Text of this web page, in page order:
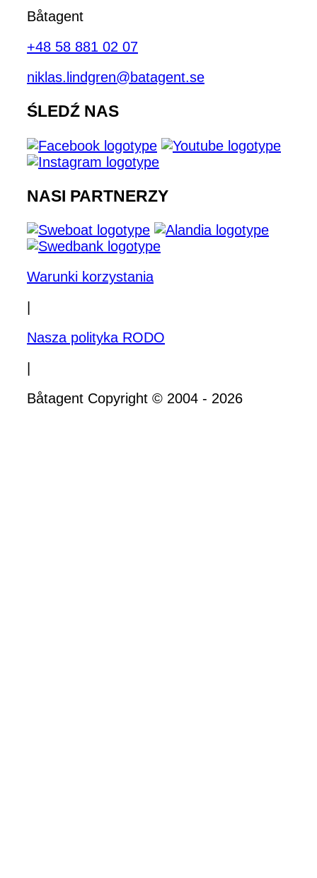
Båtagent
+48 58 881 02 07
niklas.lindgren@batagent.se
ŚLEDŹ NAS
NASI PARTNERZY
Warunki korzystania
Nasza polityka RODO
Båtagent Copyright © 2004 - 2026